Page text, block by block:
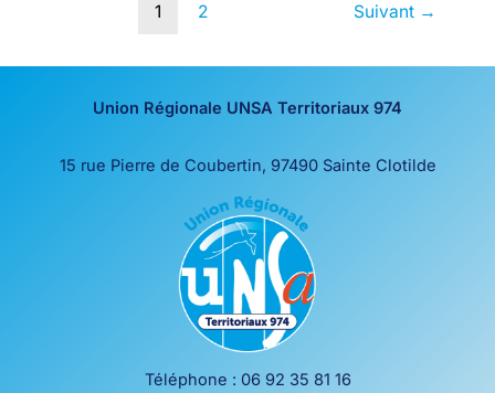
1 2 Suivant →
Union Régionale UNSA Territoriaux 974
15 rue Pierre de Coubertin, 97490 Sainte Clotilde
Téléphone : 06 92 35 81 16